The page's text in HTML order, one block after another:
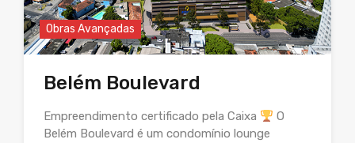
Obras Avançadas
Belém Boulevard
Empreendimento certificado pela Caixa
O
Belém Boulevard é um condomínio lounge